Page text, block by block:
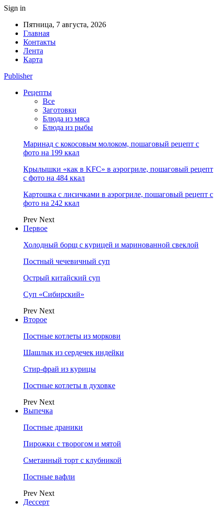
Sign in
Пятница, 7 августа, 2026
Главная
Контакты
Лента
Карта
Publisher
Рецепты
Все
Заготовки
Блюда из мяса
Блюда из рыбы
Маринад с кокосовым молоком, пошаговый рецепт с
фото на 199 ккал
Крылышки «как в KFC» в аэрогриле, пошаговый рецепт
с фото на 484 ккал
Картошка с лисичками в аэрогриле, пошаговый рецепт с
фото на 242 ккал
Prev Next
Первое
Холодный борщ с курицей и маринованной свеклой
Постный чечевичный суп
Острый китайский суп
Суп «Сибирский»
Prev Next
Второе
Постные котлеты из моркови
Шашлык из сердечек индейки
Стир-фрай из курицы
Постные котлеты в духовке
Prev Next
Выпечка
Постные драники
Пирожки с творогом и мятой
Сметанный торт с клубникой
Постные вафли
Prev Next
Дессерт